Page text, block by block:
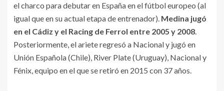
el charco para debutar en España en el fútbol europeo (al
igual que en su actual etapa de entrenador). Medina jugó
en el Cádiz y el Racing de Ferrol entre 2005 y 2008.
Posteriormente, el ariete regresó a Nacional y jugó en
Unión Española (Chile), River Plate (Uruguay), Nacional y
Fénix, equipo en el que se retiró en 2015 con 37 años.